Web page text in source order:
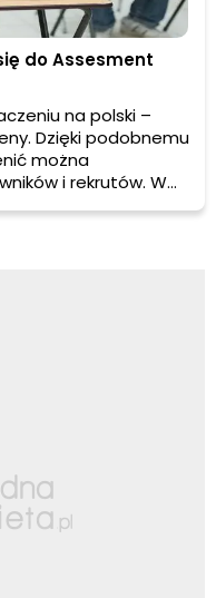
do Assesment
na polski –
Dzięki podobnemu
można
i rekrutów. W
oceniani są,
do